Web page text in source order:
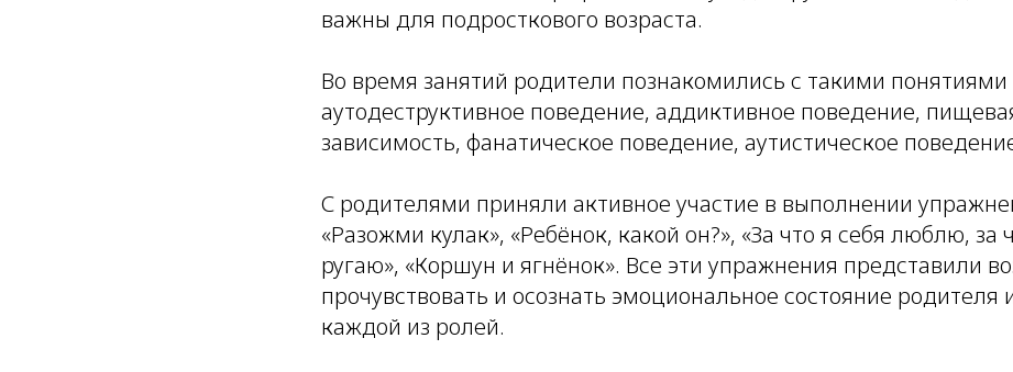
важны для подросткового возраста.
Во время занятий родители познакомились с такими понятиями
аутодеструктивное поведение, аддиктивное поведение,
зависимость, фанатическое поведение, аутистическое
С родителями приняли активное участие в выполнении
«Разожми кулак», «Ребёнок, какой он?», «За что я себя люблю, за
ругаю», «Коршун и ягнёнок». Все эти упражнения представили
прочувствовать и осознать эмоциональное состояние родителя
каждой из ролей.